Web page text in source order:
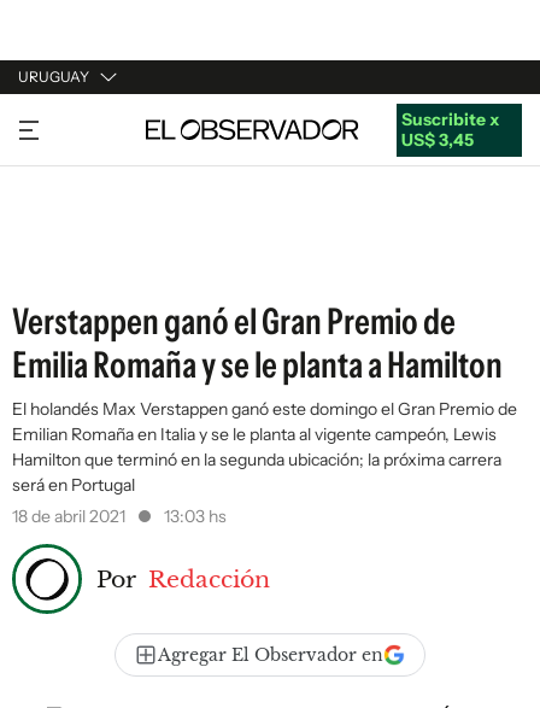
URUGUAY
URUGUAY
ARGENTINA
Suscribite x
US$ 3,45
Verstappen ganó el Gran Premio de
Emilia Romaña y se le planta a Hamilton
El holandés Max Verstappen ganó este domingo el Gran Premio de
Emilian Romaña en Italia y se le planta al vigente campeón, Lewis
Hamilton que terminó en la segunda ubicación; la próxima carrera
será en Portugal
18 de abril 2021
13:03 hs
Por Redacción
Agregar El Observador en